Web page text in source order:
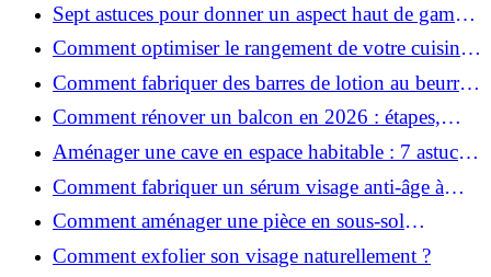
Sept astuces pour donner un aspect haut de gamme
à votre cuisine
Comment optimiser le rangement de votre cuisine
et gagner de la place ?
Comment fabriquer des barres de lotion au beurre
de karité ?
Comment rénover un balcon en 2026 : étapes,
budget et matériaux ?
Aménager une cave en espace habitable : 7 astuces
essentielles
Comment fabriquer un sérum visage anti-âge à
l'huile de rose musquée ?
Comment aménager une pièce en sous-sol
efficacement ?
Comment exfolier son visage naturellement ?